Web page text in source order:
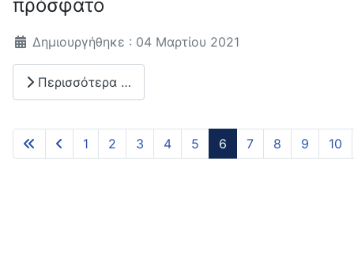
πρόσφατο
Λεπτομέρειες
Δημιουργήθηκε : 04 Μαρτίου 2021
Περισσότερα …
1 2 3 4 5 6 7 8 9 10